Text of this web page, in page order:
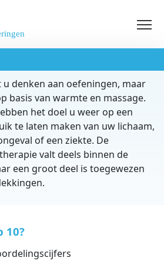
gaan
denken aan oefeningen, maar
basis van warmte en massage.
het doel u weer op een
te laten maken van uw lichaam,
of een ziekte. De
valt deels binnen de
een groot deel is toegewezen
10?